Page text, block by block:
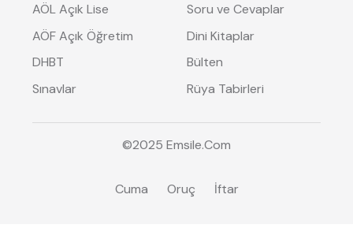
AÖL Açık Lise
AÖF Açık Öğretim
DHBT
Sınavlar
Soru ve Cevaplar
Dini Kitaplar
Bülten
Rüya Tabirleri
©2025 Emsile.Com
Cuma Oruç İftar